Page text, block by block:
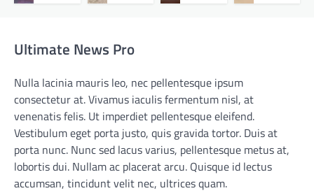
Ultimate News Pro
Nulla lacinia mauris leo, nec pellentesque ipsum
consectetur at. Vivamus iaculis fermentum nisl, at
venenatis felis. Ut imperdiet pellentesque eleifend.
Vestibulum eget porta justo, quis gravida tortor. Duis at
porta nunc. Nunc sed lacus varius, pellentesque metus at,
lobortis dui. Nullam ac placerat arcu. Quisque id lectus
accumsan, tincidunt velit nec, ultrices quam.